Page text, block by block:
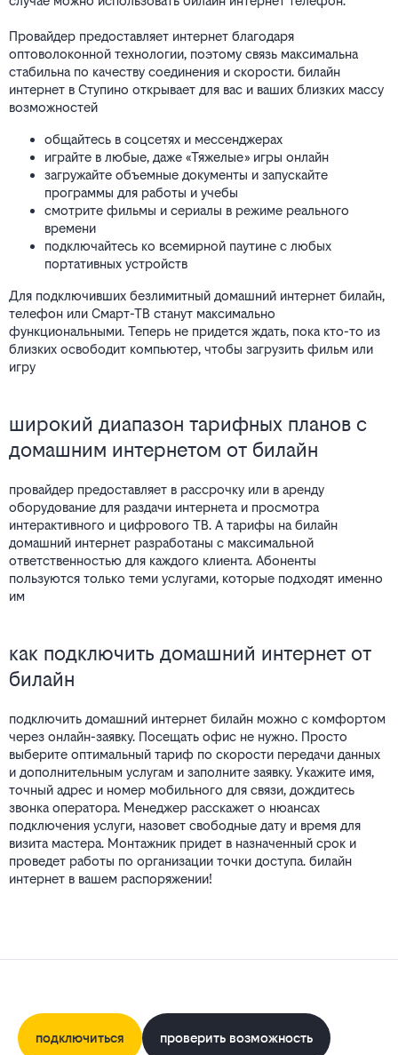
Провайдер предоставляет интернет благодаря
оптоволоконной технологии, поэтому связь максимальна
стабильна по качеству соединения и скорости. билайн
интернет в Ступино открывает для вас и ваших близких массу
возможностей
общайтесь в соцсетях и мессенджерах
играйте в любые, даже «Тяжелые» игры онлайн
загружайте объемные документы и запускайте
программы для работы и учебы
смотрите фильмы и сериалы в режиме реального
времени
подключайтесь ко всемирной паутине с любых
портативных устройств
Для подключивших безлимитный домашний интернет билайн,
телефон или Смарт-ТВ станут максимально
функциональными. Теперь не придется ждать, пока кто-то из
близких освободит компьютер, чтобы загрузить фильм или
игру
широкий диапазон тарифных планов с
домашним интернетом от билайн
провайдер предоставляет в рассрочку или в аренду
оборудование для раздачи интернета и просмотра
интерактивного и цифрового ТВ. А тарифы на билайн
домашний интернет разработаны с максимальной
ответственностью для каждого клиента. Абоненты
пользуются только теми услугами, которые подходят именно
им
как подключить домашний интернет от
билайн
подключить домашний интернет билайн можно с комфортом
через онлайн-заявку. Посещать офис не нужно. Просто
выберите оптимальный тариф по скорости передачи данных
и дополнительным услугам и заполните заявку. Укажите имя,
точный адрес и номер мобильного для связи, дождитесь
звонка оператора. Менеджер расскажет о нюансах
подключения услуги, назовет свободные дату и время для
визита мастера. Монтажник придет в назначенный срок и
проведет работы по организации точки доступа. билайн
интернет в вашем распоряжении!
подключиться проверить возможность